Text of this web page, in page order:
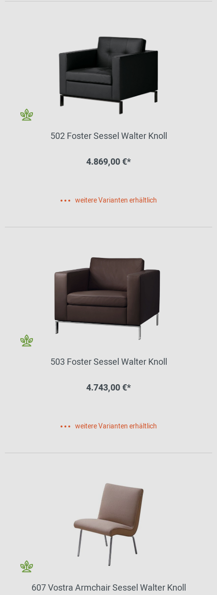
502 Foster Sessel Walter Knoll
4.869,00 €*
weitere Varianten erhältlich
503 Foster Sessel Walter Knoll
4.743,00 €*
weitere Varianten erhältlich
607 Vostra Armchair Sessel Walter Knoll